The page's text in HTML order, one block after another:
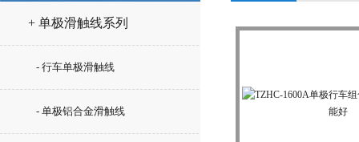
+ 单极滑触线系列
- 行车单极滑触线
- 单极铝合金滑触线